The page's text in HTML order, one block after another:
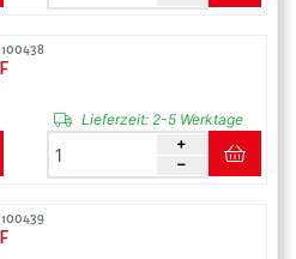
Lieferzeit:2-5 Werktage